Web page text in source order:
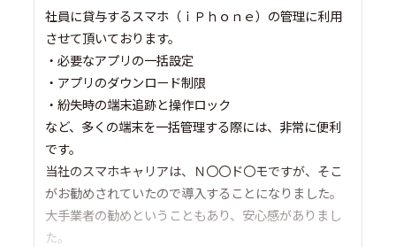
社員に貸与するスマホ（ｉＰｈｏｎｅ）の管理に利用
させて頂いております。
・必要なアプリの一括設定
・アプリのダウンロード制限
・紛失時の端末追跡と操作ロック
など、多くの端末を一括管理する際には、非常に便利
です。
当社のスマホキャリアは、Ｎ〇〇ド〇モですが、そこ
がお勧めされていたので導入することになりました。
大手業者の勧めということもあり、安心感がありまし
た。